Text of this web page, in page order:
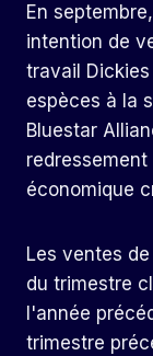
En
intention de
travail
espèces à la
Bluestar
économique
Les ventes
du trimestre
l'année
trimestre